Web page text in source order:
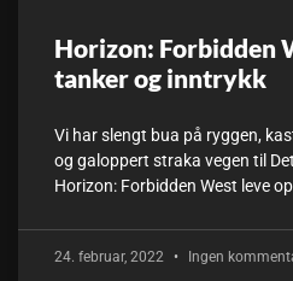
Horizon: Forbidden
tanker og inntrykk
Vi har slengt bua på ryggen,
og galoppert straka vegen til
Horizon: Forbidden West leve
24. februar, 2022 Ingen